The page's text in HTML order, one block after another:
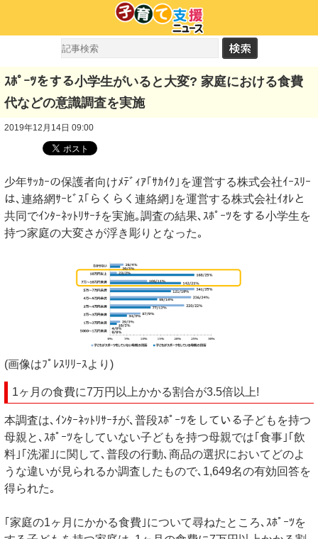
ｽﾎﾟｰﾂをする小学生がいると大変? 家庭における食費
代などの意識調査を実施
2019年12月14日 09:00
少年ｻｯｶｰの保護者向けﾒﾃﾞｨｱ｢ｻｶｲｸ｣を運営する株式会社ｲｰｽﾘｰ
は､連絡網ｻｰﾋﾞｽ｢らくらく連絡網｣を運営する株式会社ｲｵﾚと
共同でｲﾝﾀｰﾈｯﾄﾘｻｰﾁを実施｡調査の結果､ｽﾎﾟｰﾂをする小学生を
持つ家庭の大変さが浮き彫りとなった｡
(画像はﾌﾟﾚｽﾘﾘｰｽより)
1ヶ月の食費に7万円以上かかる割合が3.5倍以上!
本調査は､ｲﾝﾀｰﾈｯﾄﾘｻｰﾁが､普段ｽﾎﾟｰﾂをしている子どもを持つ
母親と､ｽﾎﾟｰﾂをしていない子どもを持つ母親では｢食事｣｢飲
料｣｢洗濯｣に関して､普段の行動､商品の選択においてどのよ
うな違いが見られるか調査したもので､1,649名の有効回答を
得られた｡
｢家庭の1ヶ月にかかる食費｣について尋ねたところ､ｽﾎﾟｰﾂを